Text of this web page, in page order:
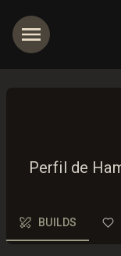
Perfil de
BUILDS